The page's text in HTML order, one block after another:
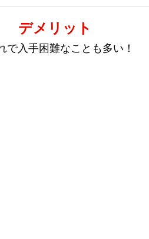
デメリット
で入手困難なことも多い！